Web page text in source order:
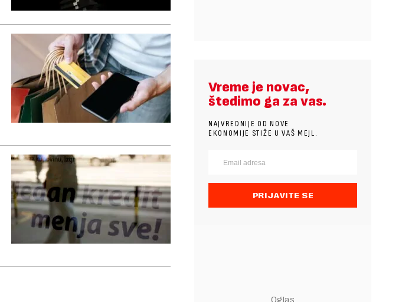
Vreme je novac,
štedimo ga za vas.
NAJVREDNIJE OD NOVE
EKONOMIJE STIŽE U VAŠ MEJL.
PRIJAVITE SE